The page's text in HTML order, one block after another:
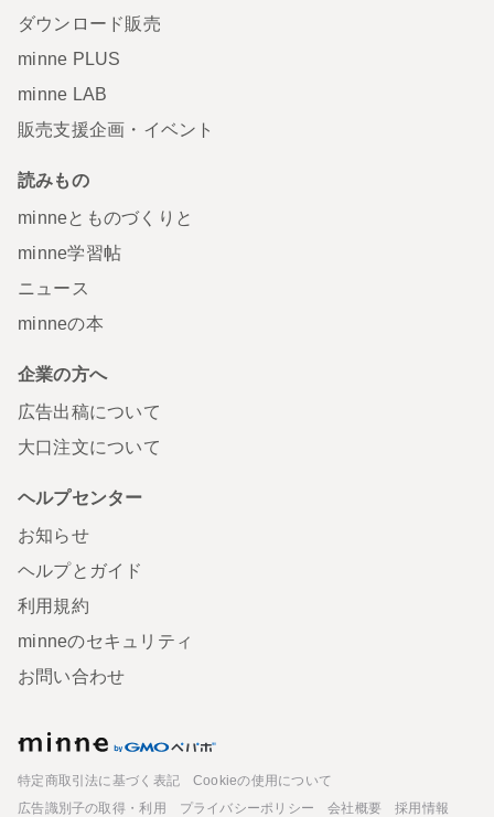
ダウンロード販売
minne PLUS
minne LAB
販売支援企画・イベント
読みもの
minneとものづくりと
minne学習帖
ニュース
minneの本
企業の方へ
広告出稿について
大口注文について
ヘルプセンター
お知らせ
ヘルプとガイド
利用規約
minneのセキュリティ
お問い合わせ
特定商取引法に基づく表記
Cookieの使用について
広告識別子の取得・利用
プライバシーポリシー 会社概要
採用情報